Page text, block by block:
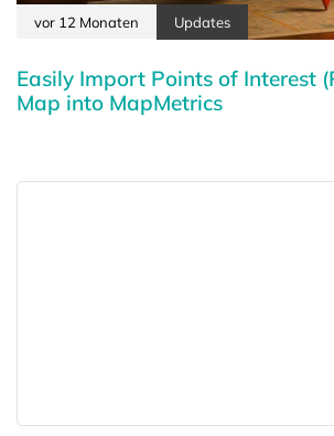
vor 12 Monaten Updates
Easily Import Points of Interest
Map into MapMetrics